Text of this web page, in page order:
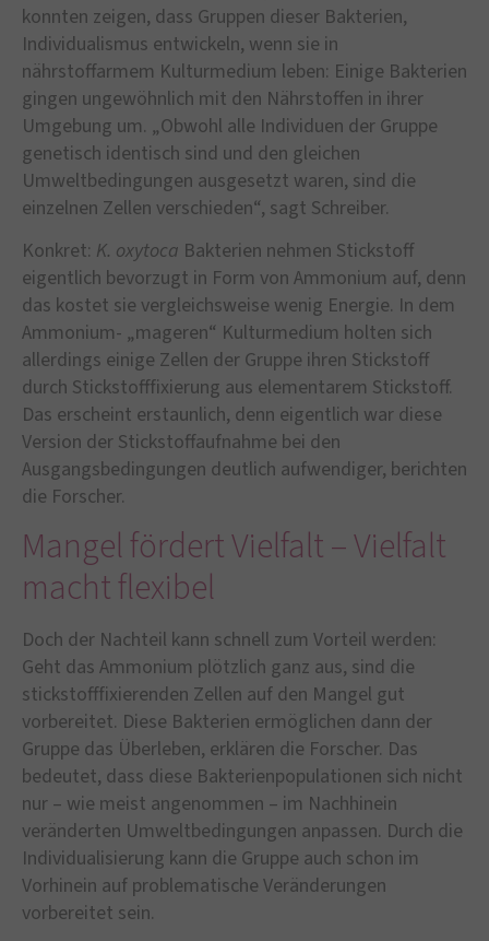
konnten zeigen, dass Gruppen dieser Bakterien,
Individualismus entwickeln, wenn sie in
nährstoffarmem Kulturmedium leben: Einige Bakterien
gingen ungewöhnlich mit den Nährstoffen in ihrer
Umgebung um. „Obwohl alle Individuen der Gruppe
genetisch identisch sind und den gleichen
Umweltbedingungen ausgesetzt waren, sind die
einzelnen Zellen verschieden“, sagt Schreiber.
Konkret: K. oxytoca Bakterien nehmen Stickstoff
eigentlich bevorzugt in Form von Ammonium auf, denn
das kostet sie vergleichsweise wenig Energie. In dem
Ammonium- „mageren“ Kulturmedium holten sich
allerdings einige Zellen der Gruppe ihren Stickstoff
durch Stickstofffixierung aus elementarem Stickstoff.
Das erscheint erstaunlich, denn eigentlich war diese
Version der Stickstoffaufnahme bei den
Ausgangsbedingungen deutlich aufwendiger, berichten
die Forscher.
Mangel fördert Vielfalt – Vielfalt
macht flexibel
Doch der Nachteil kann schnell zum Vorteil werden:
Geht das Ammonium plötzlich ganz aus, sind die
stickstofffixierenden Zellen auf den Mangel gut
vorbereitet. Diese Bakterien ermöglichen dann der
Gruppe das Überleben, erklären die Forscher. Das
bedeutet, dass diese Bakterienpopulationen sich nicht
nur – wie meist angenommen – im Nachhinein
veränderten Umweltbedingungen anpassen. Durch die
Individualisierung kann die Gruppe auch schon im
Vorhinein auf problematische Veränderungen
vorbereitet sein.